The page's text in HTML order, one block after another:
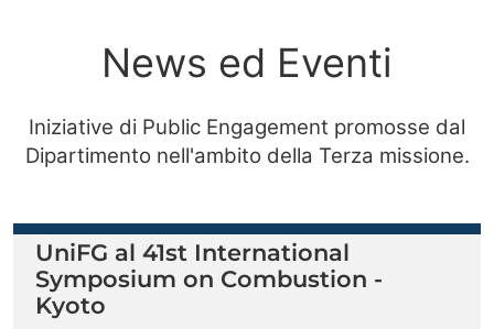
News ed Eventi
Iniziative di Public Engagement promosse dal
Dipartimento nell'ambito della Terza missione.
UniFG al 41st International
Symposium on Combustion -
Kyoto